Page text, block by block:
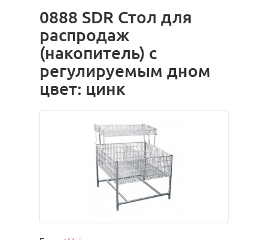
0888 SDR Стол для
распродаж
(накопитель) с
регулируемым дном
цвет: цинк